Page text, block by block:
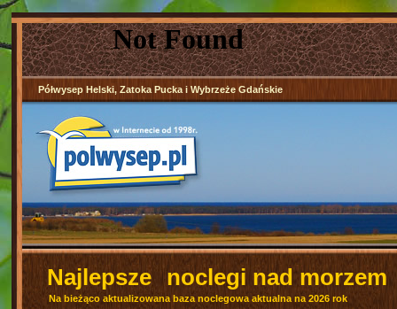
Półwysep Helski, Zatoka Pucka i Wybrzeże Gdańskie
Najlepsze noclegi nad morzem
Na bieżąco aktualizowana baza noclegowa aktualna na 2026 rok